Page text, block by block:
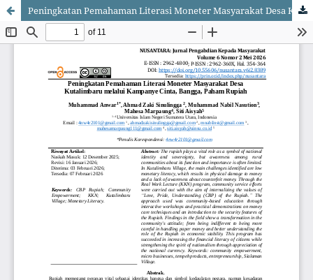
Peningkatan Pemahaman Literasi Moneter Masyarakat Desa Kutalimbaru melalui Kampanye Cinta, Bangga, Paham Rupiah